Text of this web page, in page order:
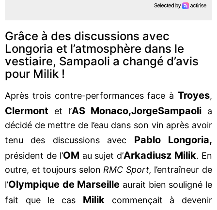
Grâce à des discussions avec
Longoria et l’atmosphère dans le
vestiaire, Sampaoli a changé d’avis
pour Milik !
Après trois contre-performances face à Troyes,
Clermont et l’AS Monaco,JorgeSampaoli a
décidé de mettre de l’eau dans son vin après avoir
tenu des discussions avec Pablo Longoria,
président de l’OM au sujet d’Arkadiusz Milik. En
outre, et toujours selon RMC Sport, l’entraîneur de
l’Olympique de Marseille aurait bien souligné le
fait que le cas Milik commençait à devenir